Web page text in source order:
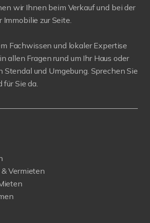
wir Ihnen beim Verkauf und bei der
zur Seite.
Fachwissen und lokaler Expertise
allen Fragen rund um Ihr Haus oder
Stendal und Umgebung. Sprechen Sie
Sie da.
Vermieten